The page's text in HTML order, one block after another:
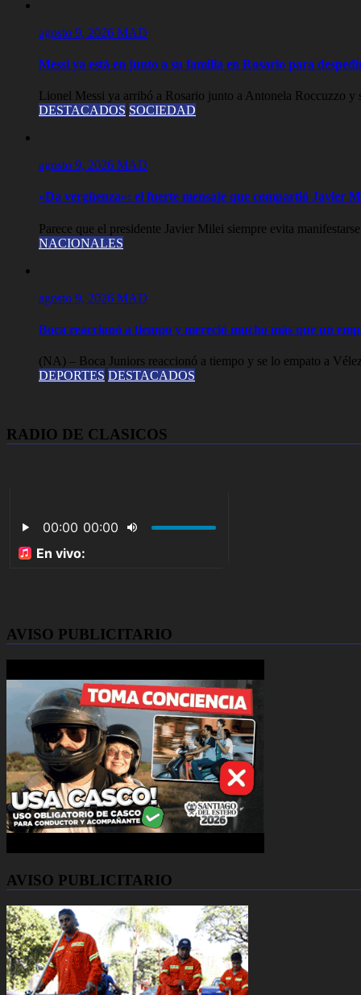
agosto 9, 2026 MAD
Messi ya está en junto a su familia en Rosario para
Lionel Messi ya arribó a Rosario junto a Antonela Roccuzzo y
DESTACADOS SOCIEDAD
agosto 9, 2026 MAD
«Da vergüenza»: el fuerte mensaje que compartió Javier
Parece que el presidente Javier Milei siempre evita
NACIONALES
agosto 9, 2026 MAD
Boca reaccionó a tiempo y mereció mucho más que un
(NA) – Boca Juniors reaccionó a tiempo y se lo empato a
DEPORTES DESTACADOS
RADIO DE CLASICOS
AVISO PUBLICITARIO
AVISO PUBLICITARIO